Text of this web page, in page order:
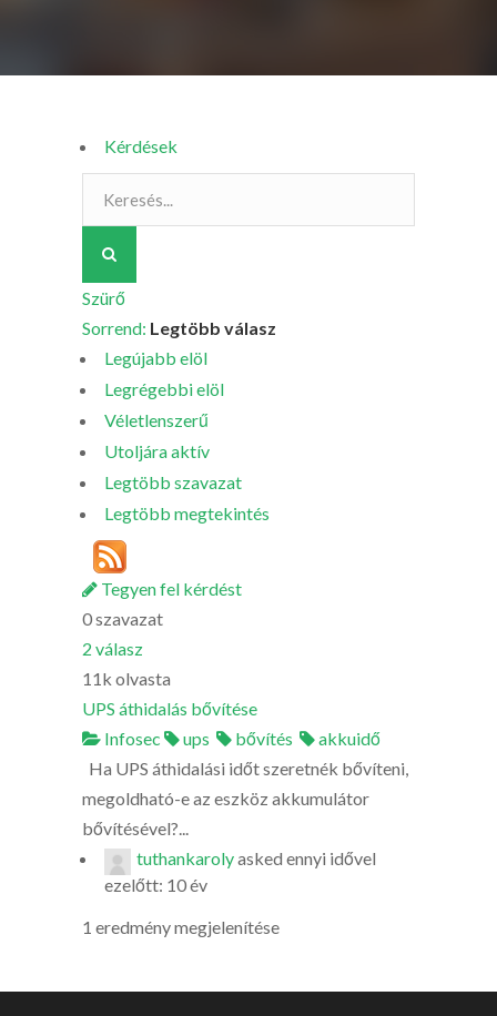
Kérdések
Szürő
Sorrend: Legtöbb válasz
Legújabb elöl
Legrégebbi elöl
Véletlenszerű
Utoljára aktív
Legtöbb szavazat
Legtöbb megtekintés
Tegyen fel kérdést
0szavazat
2 válasz
11k olvasta
UPS áthidalás bővítése
Infosec
ups bővítés
akkuidő
Ha UPS áthidalási időt szeretnék bővíteni,
megoldható-e az eszköz akkumulátor
bővítésével?...
tuthankarolyasked ennyi idővel
ezelőtt: 10 év
1 eredmény megjelenítése